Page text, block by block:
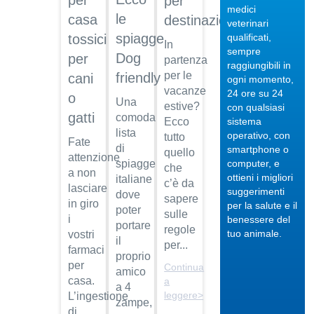
casa
tossici
per
cani
o
gatti
Fate
attenzione
a non
lasciare
in giro
i
vostri
farmaci
per
casa.
L’ingestione
le
spiagge
Dog
friendly
Una
comoda
lista
di
spiagge
italiane
dove
poter
portare
il
proprio
amico
a 4
zampe,
destinazione
In
partenza
per le
vacanze
estive?
Ecco
tutto
quello
che
c’è da
sapere
sulle
regole
per...
Continua
a
leggere>
medici
veterinari
qualificati,
sempre
raggiungibili in
ogni momento,
24 ore su 24
con qualsiasi
sistema
operativo, con
smartphone o
computer, e
ottieni i migliori
suggerimenti
per la salute e il
benessere del
tuo animale.
04/10/
Veterinario
di
Maurizio
Albano
Guarda
il video
04/10/
Regalare